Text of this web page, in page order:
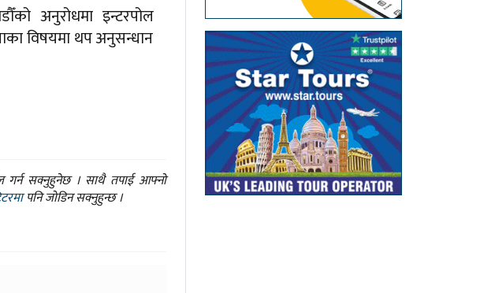
अनुरोधमा इन्टरपोल
विषयमा थप अनुसन्धान
सक्नुहुनेछ । साथै तपाई आफ्नो
पनि जोडिन सक्नुहुन्छ ।